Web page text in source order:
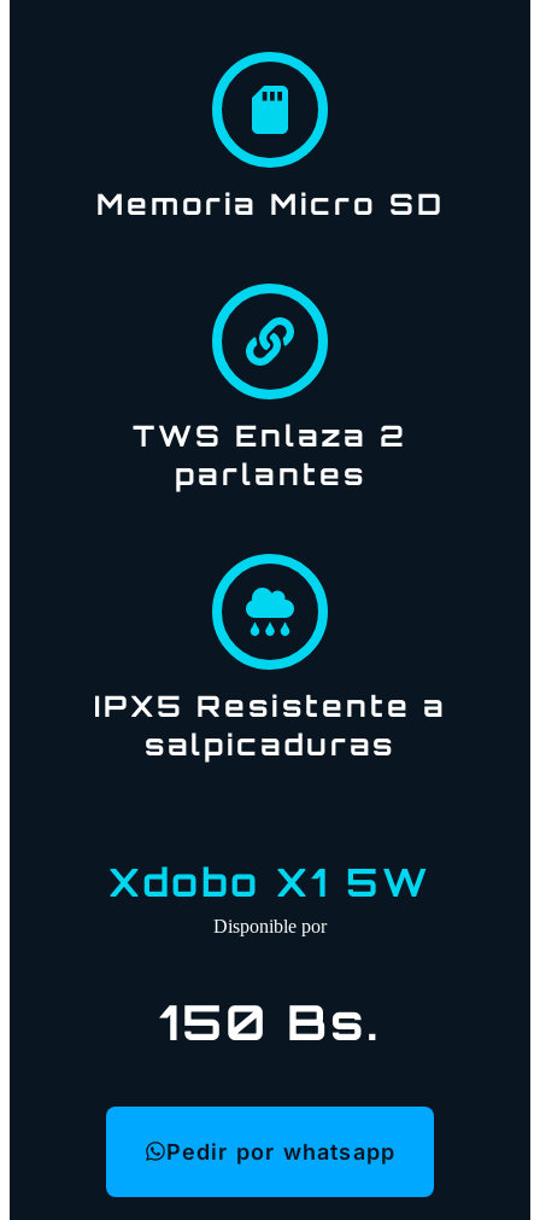
Memoria Micro SD
TWS Enlaza 2
parlantes
IPX5 Resistente a
salpicaduras
Xdobo X1 5W
Disponible por
150 Bs.
Pedir por whatsapp